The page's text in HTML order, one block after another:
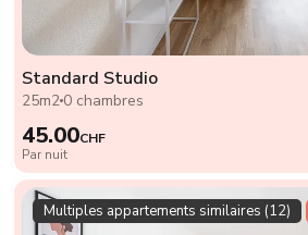
Standard Studio
25m2 0 chambres
45.00CHF
Par nuit
Multiples appartements similaires (12)